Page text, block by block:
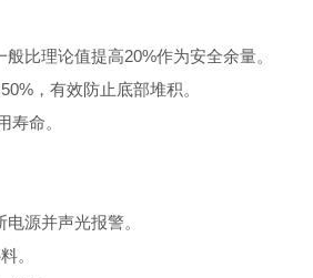
比理论值提高20%作为安全余量。
，有效防止底部堆积。
命。
源并声光报警。
。